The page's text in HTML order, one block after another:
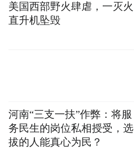
美国西部野火肆虐，一灭火
直升机坠毁
河南“三支一扶”作弊：将服
务民生的岗位私相授受，选
拔的人能真心为民？